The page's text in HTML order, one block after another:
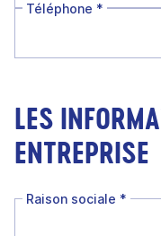
Téléphone *
LES
ENTREPRISE
Raison sociale *